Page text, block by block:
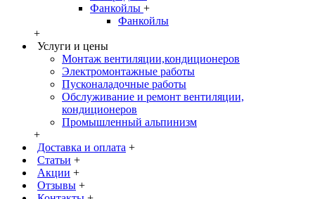
Фанкойлы +
Фанкойлы
+
Услуги и цены
Монтаж вентиляции,кондиционеров
Электромонтажные работы
Пусконаладочные работы
Обслуживание и ремонт вентиляции,
кондиционеров
Промышленный альпинизм
+
Доставка и оплата +
Статьи +
Акции +
Отзывы +